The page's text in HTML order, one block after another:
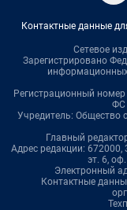
Контактные данные
Сетевое
Зарегистрировано
Регистрационный
ФС
Учредитель: Общество
Главный
Адрес редакции: 672000,
эт. 6,
Электронный
Контактные